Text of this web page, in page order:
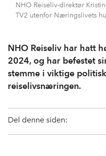
NHO Reiseliv-direktør
TV2 utenfor Næringslivets
NHO Reiseliv har hatt
2024, og har befestet
stemme i viktige
reiselivsnæringen.
Del denne siden: